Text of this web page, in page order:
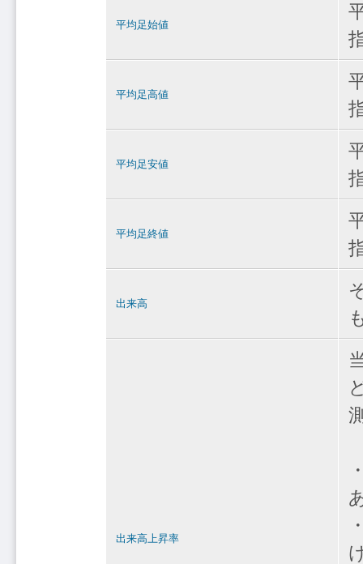
平均足始値
平均足高値
平均足安値
平均足終値
出来高
出来高上昇率